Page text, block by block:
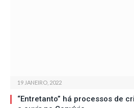
19 JANEIRO, 2022
“Entretanto” há processos de